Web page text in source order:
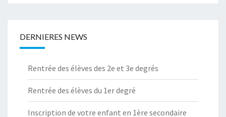
DERNIERES NEWS
Rentrée des élèves des 2e et 3e degrés
Rentrée des élèves du 1er degré
Inscription de votre enfant en 1ère secondaire